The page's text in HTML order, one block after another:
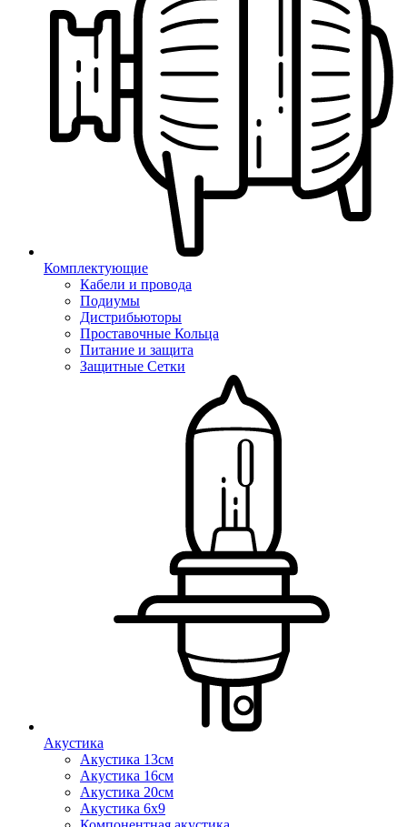
Комплектующие
Кабели и провода
Подиумы
Дистрибьюторы
Проставочные Кольца
Питание и защита
Защитные Сетки
Акустика
Акустика 13см
Акустика 16см
Акустика 20см
Акустика 6x9